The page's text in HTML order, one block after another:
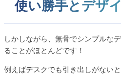
使い勝手とデザ
しかしながら、無骨でシンプルな
ることがほとんどです！
例えばデスクでも引き出しがない